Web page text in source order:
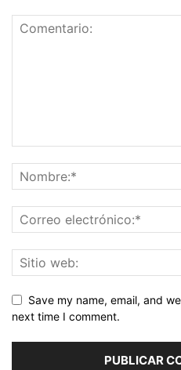
Save my name, email, and
next time I comment.